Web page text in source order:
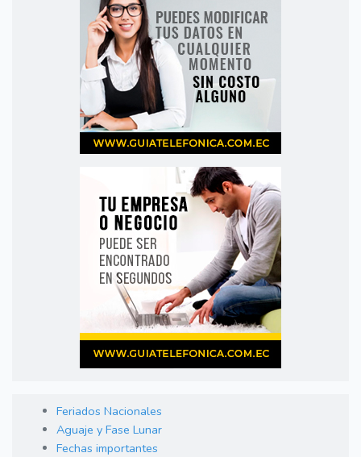
Feriados Nacionales
Aguaje y Fase Lunar
Fechas importantes